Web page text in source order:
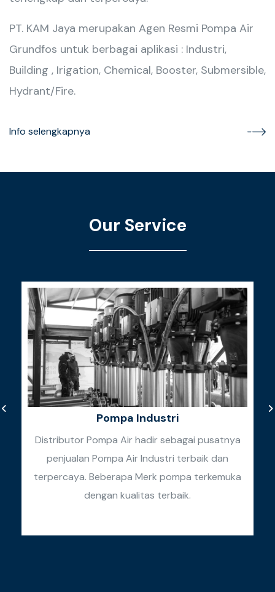
PT. KAM Jaya merupakan Agen Resmi Pompa Air
Grundfos untuk berbagai aplikasi : Industri,
Building , Irigation, Chemical, Booster, Submersible,
Hydrant/Fire.
Info selengkapnya
Our Service
Pompa Industri
Distributor Pompa Air hadir sebagai pusatnya
penjualan Pompa Air Industri terbaik dan
terpercaya. Beberapa Merk pompa terkemuka
dengan kualitas terbaik.